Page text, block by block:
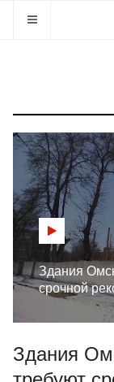
Здания
срочной
Здания